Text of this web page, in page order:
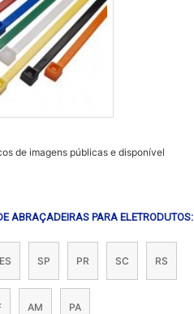
de imagens públicas e disponível
ABRAÇADEIRAS PARA ELETRODUTOS:
ES SP PR SC RS
AM PA